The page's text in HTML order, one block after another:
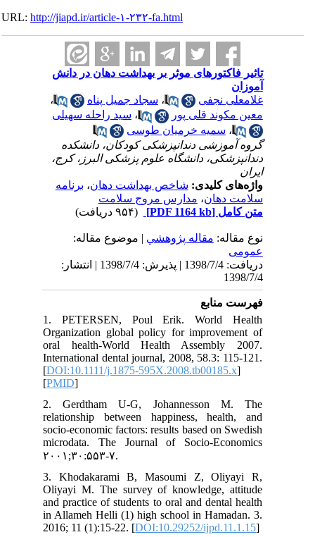
URL:http://jiapd.ir/article-۱-۲۳۲-fa.html
تاثیر فاکتورهای موثر بر بهداشت دهان در دانش
آموزان
غلامعلی نجفی
،سجاد جمیل پناه
،
معین مکوند قلی پور
،سید راحله سهیلی
،سمیه خرمیان طوسی
گروه آموزشی دندانپزشکی کودکان، دانشکده
دندانپزشکی، دانشگاه علوم پزشکی البرز، کرج،
ایران
واژه‌های کلیدی:شاخص بهداشت دهان،برنامه
سلامت دهان،مدارس مروج سلامت
متن کامل[PDF 1164 kb]
نوع مقاله:مقاله پژوهشي| موضوع مقاله:
عمومى
دریافت: 1398/7/4 | پذیرش: 1398/7/4 | انتشار:
1398/7/4
فهرست منابع
1. PETERSEN, Poul Erik. World Health
Organization global policy for improvement of
oral health‐World Health Assembly 2007.
International dental journal, 2008, 58.3: 115-121.‌
[DOI:10.1111/j.1875-595X.2008.tb00185.x
[PMID
2. Gerdtham U-G, Johannesson M. The
relationship between happiness, health, and
socio-economic factors: results based on Swedish
microdata. The Journal of Socio-Economics
۲۰۰۱;۳۰:۵۵۳-۷.
3. Khodakarami B, Masoumi Z, Oliyayi R,
Oliyayi M. The survey of knowledge, attitude
and practice of students to oral and dental health
in Allameh Helli (1) high school in Hamadan. 3.
2016; 11 (1):15-22. [DOI:10.29252/ijpd.11.1.15